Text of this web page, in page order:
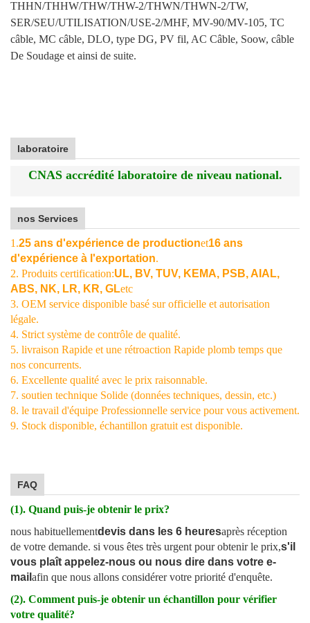
THHN/THHW/THW/THW-2/THWN/THWN-2/TW,
SER/SEU/UTILISATION/USE-2/MHF, MV-90/MV-105, TC
câble, MC câble, DLO, type DG, PV fil, AC Câble, Soow, câble
De Soudage et ainsi de suite.
laboratoire
CNAS accrédité laboratoire de niveau national.
nos Services
1.25 ans d'expérience de productionet16 ans
d'expérience à l'exportation.
2. Produits certification:UL, BV, TUV, KEMA, PSB, AIAL,
ABS, NK, LR, KR, GLetc
3. OEM service disponible basé sur officielle et autorisation
légale.
4. Strict système de contrôle de qualité.
5. livraison Rapide et une rétroaction Rapide plomb temps que
nos concurrents.
6. Excellente qualité avec le prix raisonnable.
7. soutien technique Solide (données techniques, dessin, etc.)
8. le travail d'équipe Professionnelle service pour vous activement.
9. Stock disponible, échantillon gratuit est disponible.
FAQ
(1). Quand puis-je obtenir le prix?
nous habituellementdevis dans les 6 heuresaprès réception
de votre demande. si vous êtes très urgent pour obtenir le prix,s'il
vous plaît appelez-nous ou nous dire dans votre e-
mail afin que nous allons considérer votre priorité d'enquête.
(2). Comment puis-je obtenir un échantillon pour vérifier
votre qualité?